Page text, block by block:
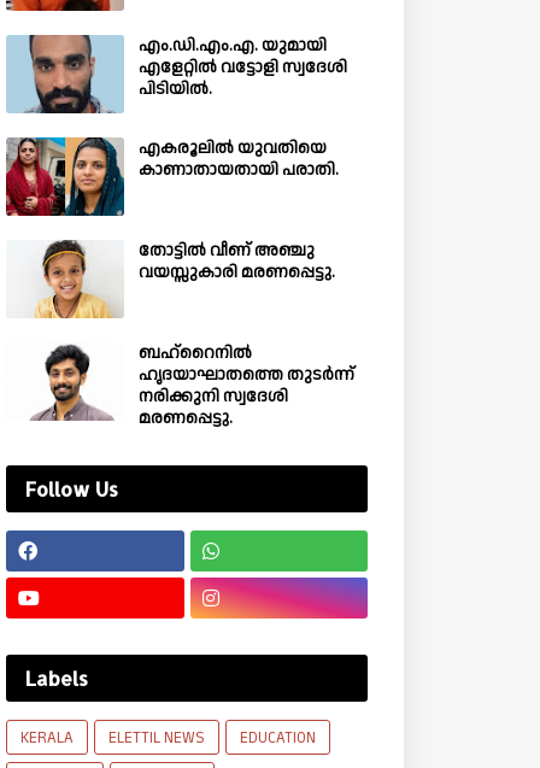
എം.ഡി.എം.എ. യുമായി
എളേറ്റിൽ വട്ടോളി സ്വദേശി
പിടിയിൽ.
എകരൂലിൽ യുവതിയെ
കാണാതായതായി പരാതി.
തോട്ടിൽ വീണ് അഞ്ചു
വയസ്സുകാരി മരണപ്പെട്ടു.
ബഹ്‌റൈനിൽ
ഹൃദയാഘാതത്തെ തുടർന്ന്
നരിക്കുനി സ്വദേശി
മരണപ്പെട്ടു.
Follow Us
Labels
KERALA ELETTIL NEWS
EDUCATION